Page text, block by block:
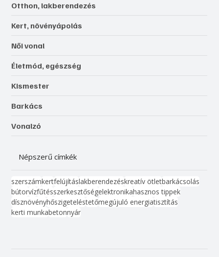
Otthon, lakberendezés
Kert, növényápolás
Női vonal
Életmód, egészség
Kismester
Barkács
Vonalzó
Népszerű címkék
szerszámkertfelújításlakberendezéskreatív ötletbarkácsolás
bútorvízfűtésszerkesztőségelektronikahasznos tippek
dísznövényhőszigeteléstetőmegújuló energiatisztítás
kerti munkabetonnyár